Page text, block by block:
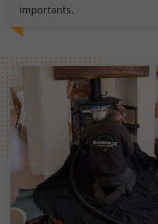
importants.